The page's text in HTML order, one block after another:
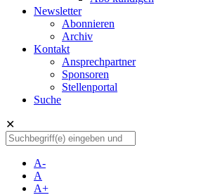
Newsletter
Abonnieren
Archiv
Kontakt
Ansprechpartner
Sponsoren
Stellenportal
Suche
✕
A-
A
A+